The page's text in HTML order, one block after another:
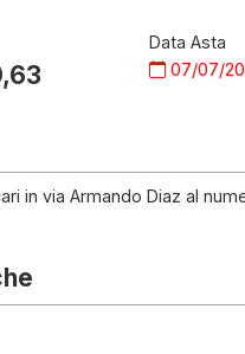
Data Asta
07/07/
in via Armando Diaz al